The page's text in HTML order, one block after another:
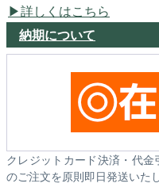
詳しくはこちら
納期について
クレジットカード決済・代
のご注文を原則即日発送いたし